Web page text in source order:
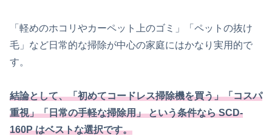
「軽めのホコリやカーペット上のゴミ」「ペットの抜け
毛」など日常的な掃除が中心の家庭にはかなり実用的で
す。
結論として、「初めてコードレス掃除機を買う」「コスパ
重視」「日常の手軽な掃除用」 という条件なら SCD-
160P はベストな選択です。